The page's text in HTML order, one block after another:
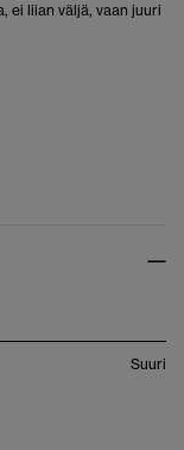
ei liian väljä, vaan juuri
Suuri